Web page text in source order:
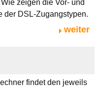
zeigen die Vor- und
der DSL-Zugangstypen.
weiter
findet den jeweils